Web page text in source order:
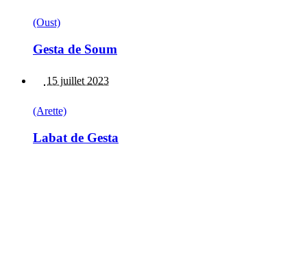
(Oust)
Gesta de Soum
15 juillet 2023
(Arette)
Labat de Gesta